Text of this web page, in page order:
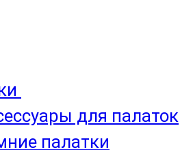
для палаток
палатки